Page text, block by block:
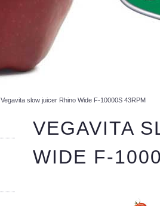
Vegavita slow juicer Rhino Wide F-10000S 43RPM
VEGAVITA
WIDE F-